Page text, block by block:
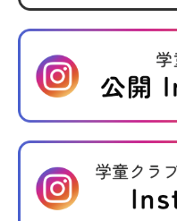
デイサービス かりん
訪問介護 かりん
生活介護事業所 かりん
広島キリスト教社会館